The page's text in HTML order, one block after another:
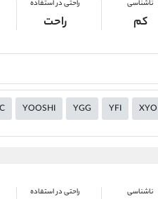
ناشناسی
کم
راحتی در استفاده
راحت
YOOSHI YGG YFI XYO
ناشناسی راحتی در استفاده